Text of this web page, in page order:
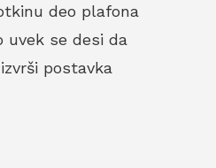
deo plafona
uvek se desi da
postavka